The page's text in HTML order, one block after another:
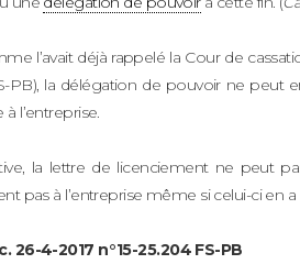
l’avait déjà rappelé la Cour de
PB), la délégation de pouvoir ne peut
l’entreprise.
la lettre de licenciement ne peut
pas à l’entreprise même si celui-ci en
26-4-2017 n°15-25.204 FS-PB